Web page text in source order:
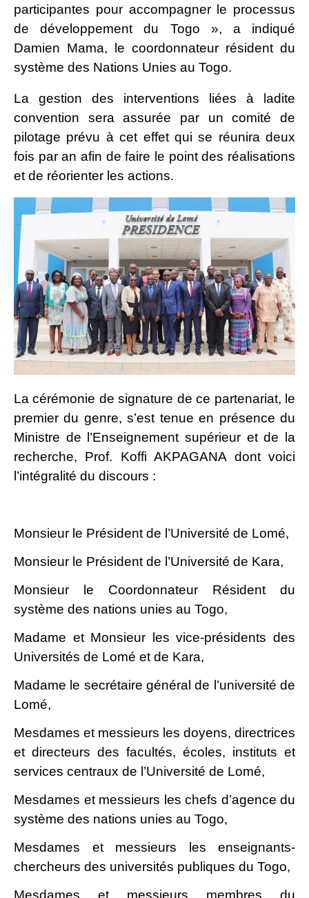
participantes pour accompagner le processus
de développement du Togo », a indiqué
Damien Mama, le coordonnateur résident du
système des Nations Unies au Togo.
La gestion des interventions liées à ladite
convention sera assurée par un comité de
pilotage prévu à cet effet qui se réunira deux
fois par an afin de faire le point des réalisations
et de réorienter les actions.
La cérémonie de signature de ce partenariat, le
premier du genre, s’est tenue en présence du
Ministre de l’Enseignement supérieur et de la
recherche, Prof. Koffi AKPAGANA dont voici
l’intégralité du discours :
Monsieur le Président de l’Université de Lomé,
Monsieur le Président de l’Université de Kara,
Monsieur le Coordonnateur Résident du
système des nations unies au Togo,
Madame et Monsieur les vice-présidents des
Universités de Lomé et de Kara,
Madame le secrétaire général de l’université de
Lomé,
Mesdames et messieurs les doyens, directrices
et directeurs des facultés, écoles, instituts et
services centraux de l’Université de Lomé,
Mesdames et messieurs les chefs d’agence du
système des nations unies au Togo,
Mesdames et messieurs les enseignants-
chercheurs des universités publiques du Togo,